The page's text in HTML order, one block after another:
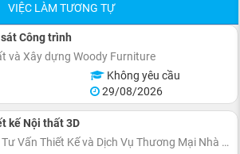
VIỆC LÀM TƯƠNG TỰ
Công trình
và Xây dựng Woody Furniture
Không yêu cầu
29/08/2026
kế Nội thất 3D
Công Ty TNHH Tư Vấn Thiết Kế và Dịch Vụ Thương Mại Nhà Bạn